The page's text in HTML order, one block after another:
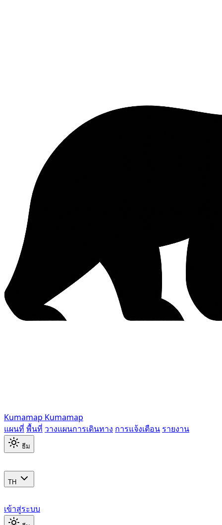
Kumamap Kumamap
แผนที่ พื้นที่ วางแผนการเดินทาง การแจ้งเตือน รายงาน
ธีม
TH
เข้าสู่ระบบ